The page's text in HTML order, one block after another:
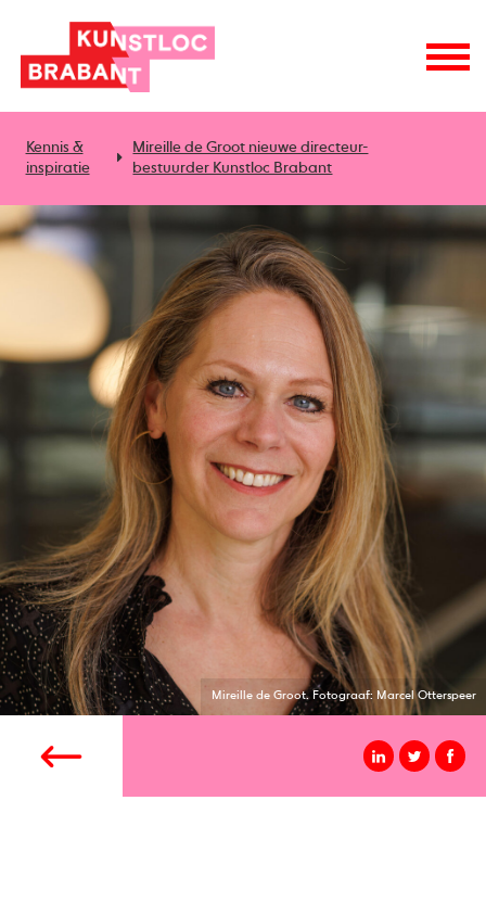
Kennis &
inspiratie
Mireille de Groot nieuwe directeur-
bestuurder Kunstloc Brabant
Mireille de Groot. Fotograaf: Marcel Otterspeer